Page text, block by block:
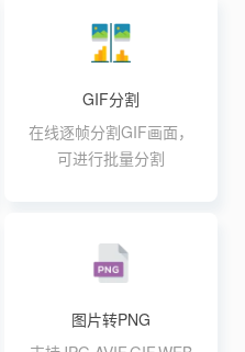
GIF分割
在线逐帧分割GIF画面，
可进行批量分割
图片转PNG